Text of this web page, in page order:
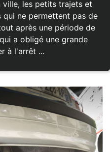
ville, les petits trajets et
ne permettent pas de
après une période de
a obligé une grande
à l'arrêt ...